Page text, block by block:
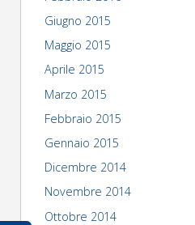
Giugno 2015
Maggio 2015
Aprile 2015
Marzo 2015
Febbraio 2015
Gennaio 2015
Dicembre 2014
Novembre 2014
Ottobre 2014